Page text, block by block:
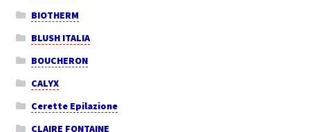
BIOTHERM
BLUSH ITALIA
BOUCHERON
CALYX
Cerette Epilazione
CLAIRE FONTAINE